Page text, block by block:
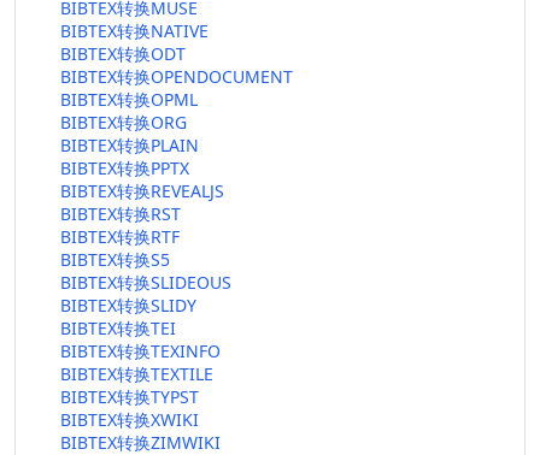
BIBTEX转换MUSE
BIBTEX转换NATIVE
BIBTEX转换ODT
BIBTEX转换OPENDOCUMENT
BIBTEX转换OPML
BIBTEX转换ORG
BIBTEX转换PLAIN
BIBTEX转换PPTX
BIBTEX转换REVEALJS
BIBTEX转换RST
BIBTEX转换RTF
BIBTEX转换S5
BIBTEX转换SLIDEOUS
BIBTEX转换SLIDY
BIBTEX转换TEI
BIBTEX转换TEXINFO
BIBTEX转换TEXTILE
BIBTEX转换TYPST
BIBTEX转换XWIKI
BIBTEX转换ZIMWIKI